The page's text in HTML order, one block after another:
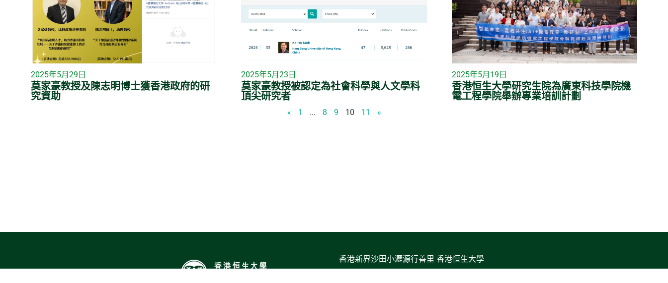
2025年5月29日
莫家豪教授及陳志明博士獲香港政府的研
究資助
2025年5月23日
莫家豪教授被認定為社會科學與人文學科
頂尖研究者
2025年5月19日
香港恒生大學研究生院為廣東科技學院機
電工程學院舉辦專業培訓計劃
« 1 ... 8 9 10 11 »
香港新界沙田小瀝源行善里 香港恒生大學